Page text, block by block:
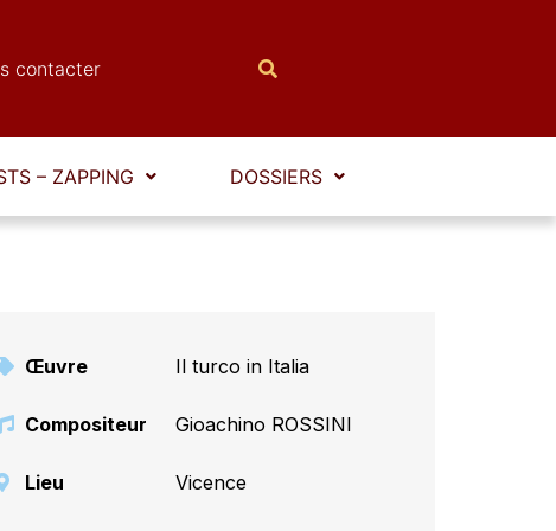
contacter
– ZAPPING DOSSIERS
Œuvre Il turco in Italia
Compositeur Gioachino ROSSINI
Lieu Vicence